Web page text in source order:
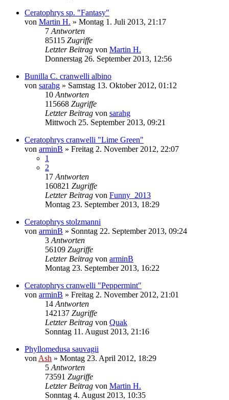
Ceratophrys sp. "Fantasy"
von Martin H. » Montag 1. Juli 2013, 21:17
7 Antworten
85115 Zugriffe
Letzter Beitrag von Martin H.
Donnerstag 26. September 2013, 12:56
Bunilla C. cranwelli albino
von sarahg » Samstag 13. Oktober 2012, 01:12
10 Antworten
115668 Zugriffe
Letzter Beitrag von sarahg
Mittwoch 25. September 2013, 09:21
Ceratophrys cranwelli "Lime Green"
von arminB » Freitag 2. November 2012, 22:07
1
2
17 Antworten
160821 Zugriffe
Letzter Beitrag von Funny_2013
Montag 23. September 2013, 18:29
Ceratophrys stolzmanni
von arminB » Sonntag 22. September 2013, 09:24
3 Antworten
56109 Zugriffe
Letzter Beitrag von arminB
Montag 23. September 2013, 16:22
Ceratophrys cranwelli "Peppermint"
von arminB » Freitag 2. November 2012, 21:01
14 Antworten
142137 Zugriffe
Letzter Beitrag von Quak
Sonntag 11. August 2013, 21:16
Phyllomedusa sauvagii
von Ash » Montag 23. April 2012, 18:29
5 Antworten
73591 Zugriffe
Letzter Beitrag von Martin H.
Sonntag 4. August 2013, 10:35